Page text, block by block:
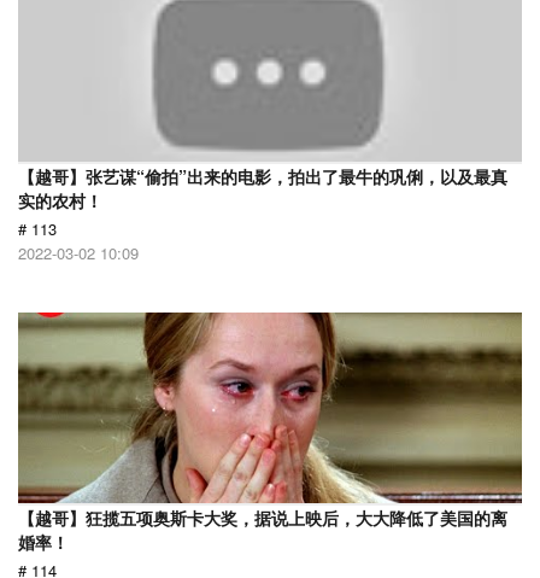
【越哥】张艺谋“偷拍”出来的电影，拍出了最牛的巩俐，以及最真
实的农村！
# 113
2022-03-02 10:09
【越哥】狂揽五项奥斯卡大奖，据说上映后，大大降低了美国的离
婚率！
# 114